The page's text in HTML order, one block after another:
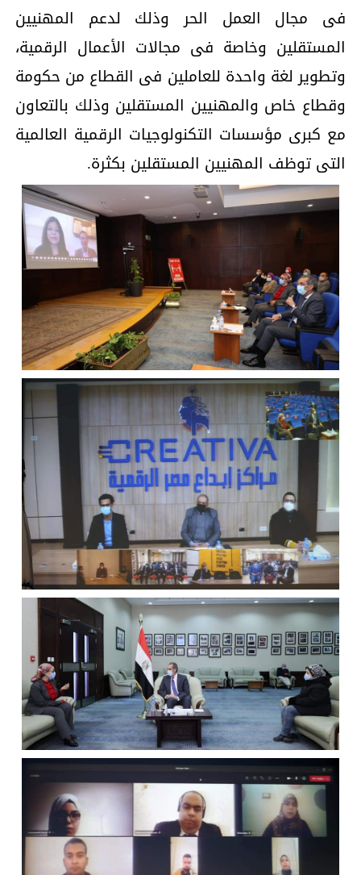
فى مجال العمل الحر وذلك لدعم المهنيين
المستقلين وخاصة فى مجالات الأعمال الرقمية،
وتطوير لغة واحدة للعاملين فى القطاع من حكومة
وقطاع خاص والمهنيين المستقلين وذلك بالتعاون
مع كبرى مؤسسات التكنولوجيات الرقمية العالمية
التى توظف المهنيين المستقلين بكثرة.